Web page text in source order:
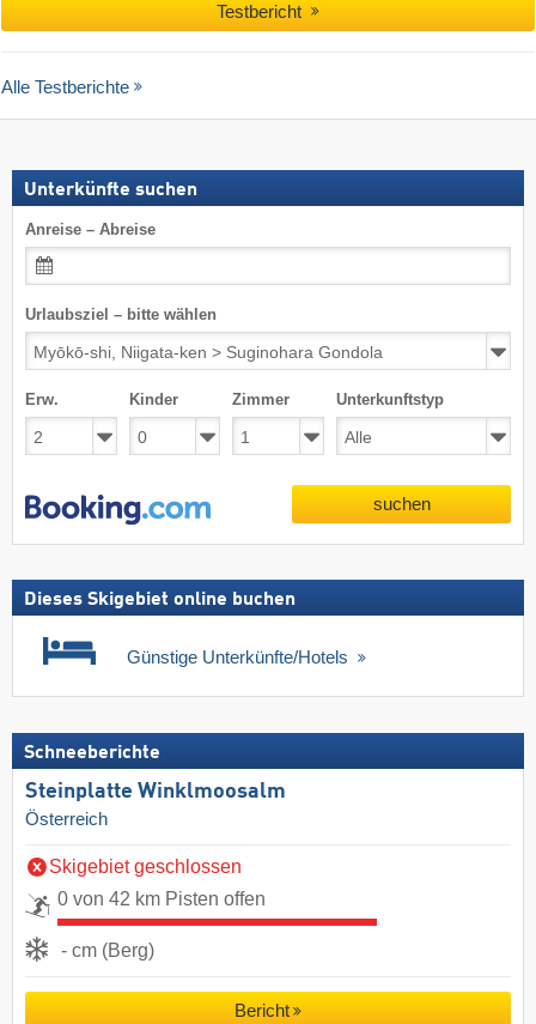
Testbericht
Alle Testberichte
Unterkünfte suchen
Anreise – Abreise
Urlaubsziel – bitte wählen
Erw. Kinder Zimmer Unterkunftstyp
suchen
Dieses Skigebiet online buchen
Günstige Unterkünfte/Hotels
Schneeberichte
Steinplatte Winklmoosalm
Österreich
Skigebiet geschlossen
0 von 42 km Pisten offen
- cm (Berg)
Bericht